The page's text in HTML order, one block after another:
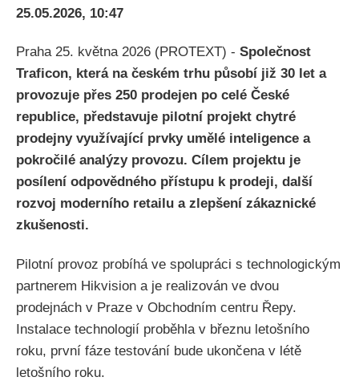
25.05.2026, 10:47
Praha 25. května 2026 (PROTEXT) - Společnost
Traficon, která na českém trhu působí již 30 let a
provozuje přes 250 prodejen po celé České
republice, představuje pilotní projekt chytré
prodejny využívající prvky umělé inteligence a
pokročilé analýzy provozu. Cílem projektu je
posílení odpovědného přístupu k prodeji, další
rozvoj moderního retailu a zlepšení zákaznické
zkušenosti.
Pilotní provoz probíhá ve spolupráci s technologickým
partnerem Hikvision a je realizován ve dvou
prodejnách v Praze v Obchodním centru Řepy.
Instalace technologií proběhla v březnu letošního
roku, první fáze testování bude ukončena v létě
letošního roku.